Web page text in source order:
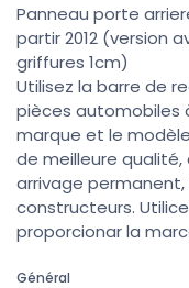
Panneau porte
partir 2012 (version
griffures 1cm)
Utilisez la barre de
pièces automobiles
marque et le
de meilleure
arrivage
constructeurs.
proporcionar la
Général